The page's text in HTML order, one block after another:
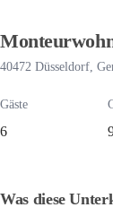
40472 Düsseldorf,
Gäste
6
Was diese